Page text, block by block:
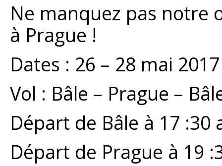
Ne manquez pas notre
à Prague !
Dates : 26 – 28 mai 2017
Vol : Bâle – Prague –
Départ de Bâle à 17 :30
Départ de Prague à 19